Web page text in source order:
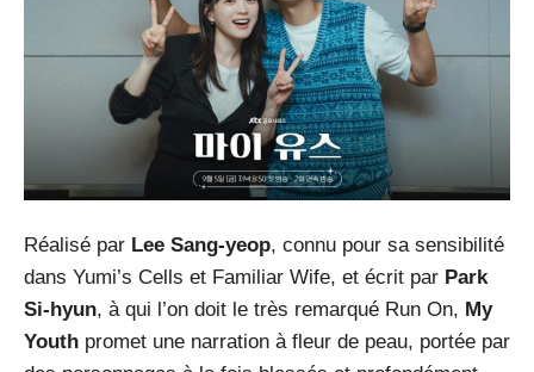
Réalisé par Lee Sang-yeop, connu pour sa sensibilité
dans Yumi’s Cells et Familiar Wife, et écrit par Park
Si-hyun, à qui l’on doit le très remarqué Run On, My
Youth promet une narration à fleur de peau, portée par